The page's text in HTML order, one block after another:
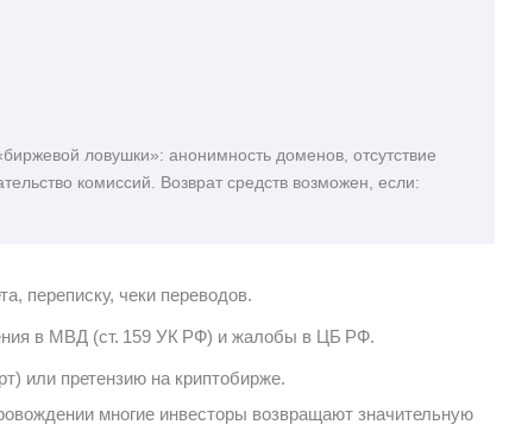
ловушки»: анонимность доменов, отсутствие
комиссий. Возврат средств возможен, если:
переписку, чеки переводов.
в МВД (ст. 159 УК РФ) и жалобы в ЦБ РФ.
или претензию на криптобирже.
многие инвесторы возвращают значительную